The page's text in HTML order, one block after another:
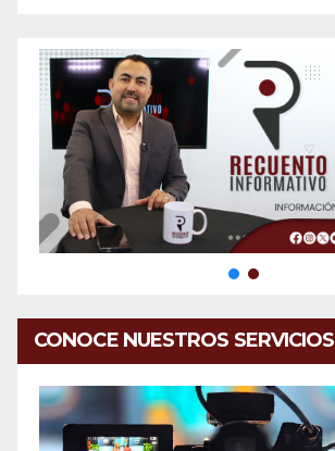
CONOCE NUESTROS SERVICIOS